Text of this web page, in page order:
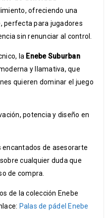
ofreciendo una
perfecta para jugadores
sin renunciar al control.
la Enebe Suburban
y llamativa, que
quieren dominar el juego
potencia y diseño en
encantados de asesorarte
cualquier duda que
de compra.
de la colección Enebe
Palas de pádel Enebe